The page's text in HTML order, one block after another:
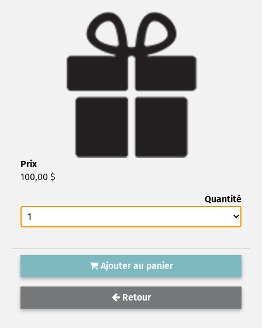
Prix
100,00 $
Quantité
Ajouter au panier
Retour